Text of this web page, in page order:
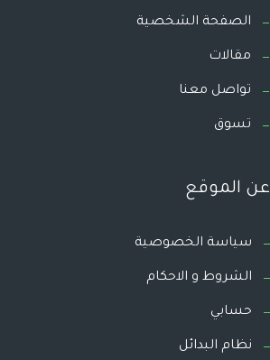
الصفحة الشخصية
مقالات
تواصل معنا
تسوق
عن الموقع
سياسة الخصوصية
الشروط و الاحكام
حسابي
نظام البدائل